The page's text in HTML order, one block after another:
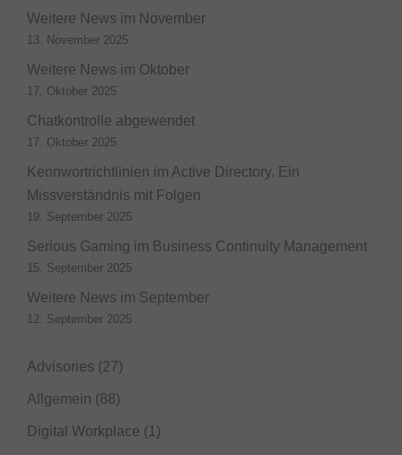
Weitere News im November
13. November 2025
Weitere News im Oktober
17. Oktober 2025
Chatkontrolle abgewendet
17. Oktober 2025
Kennwortrichtlinien im Active Directory. Ein
Missverständnis mit Folgen
19. September 2025
Serious Gaming im Business Continuity Management
15. September 2025
Weitere News im September
12. September 2025
Advisories (27)
Allgemein (88)
Digital Workplace (1)